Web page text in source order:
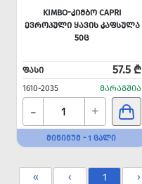
KIMBO-ᲙᲘᲛᲑᲝ CAPRI
ᲔᲕᲠᲝᲞᲣᲚᲘ ᲧᲐᲕᲘᲡ ᲙᲐᲤᲡᲣᲚᲐ
50Ც
ᲤᲐᲡᲘ 57.5 ₾
1610-2035 ᲛᲐᲠᲐᲒᲨᲘᲐ
- +
ᲛᲘᲜᲘᲛᲣᲛ - 1 ᲪᲐᲚᲘ
« ‹ 1 ›